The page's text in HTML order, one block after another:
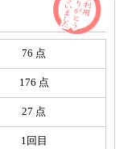
76 点
176 点
27 点
1回目